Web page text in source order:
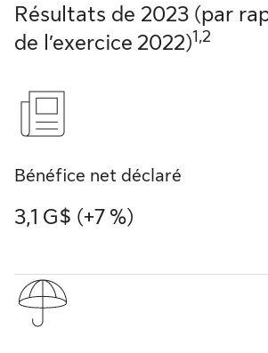
Résultats de 2023 (par
de l’exercice 2022)1,2
Bénéfice net déclaré
3,1 G$ (+7 %)